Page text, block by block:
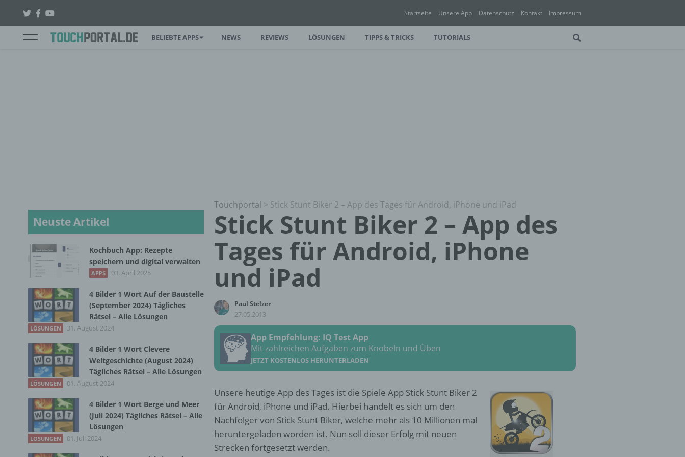
Startseite Unsere App Datenschutz Kontakt Impressum
BELIEBTE APPS NEWS REVIEWS LÖSUNGEN TIPPS & TRICKS TUTORIALS
Touchportal > Stick Stunt Biker 2 – App des Tages für Android, iPhone und iPad
Stick Stunt Biker 2 – App des
Tages für Android, iPhone
und iPad
Paul Stelzer
27.05.2013
App Empfehlung: IQ Test App
Mit zahlreichen Aufgaben zum Knobeln und Üben
JETZT KOSTENLOS HERUNTERLADEN
Unsere heutige App des Tages ist die Spiele App Stick Stunt Biker 2
für Android, iPhone und iPad. Hierbei handelt es sich um den
Nachfolger von Stick Stunt Biker, welche mehr als 10 Millionen mal
heruntergeladen worden ist. Nun soll dieser Erfolg mit neuen
Strecken fortgesetzt werden.
Neuste Artikel
Kochbuch App: Rezepte
speichern und digital verwalten
APPS 03. April 2025
4 Bilder 1 Wort Auf der Baustelle
(September 2024) Tägliches
Rätsel – Alle Lösungen
LÖSUNGEN 31. August 2024
4 Bilder 1 Wort Clevere
Weltgeschichte (August 2024)
Tägliches Rätsel – Alle Lösungen
LÖSUNGEN 01. August 2024
4 Bilder 1 Wort Berge und Meer
(Juli 2024) Tägliches Rätsel – Alle
Lösungen
LÖSUNGEN 01. Juli 2024